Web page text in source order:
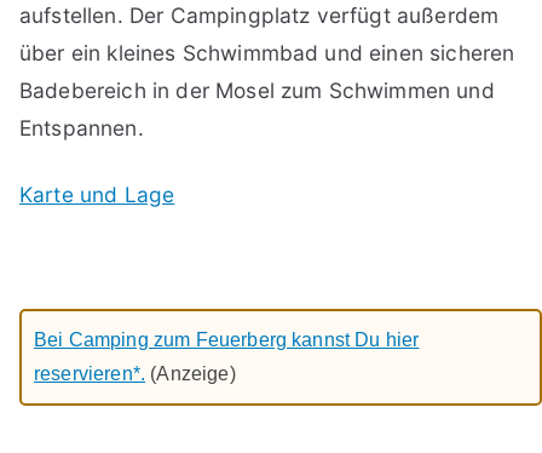
aufstellen. Der Campingplatz verfügt außerdem
über ein kleines Schwimmbad und einen sicheren
Badebereich in der Mosel zum Schwimmen und
Entspannen.
Karte und Lage
Bei Camping zum Feuerberg kannst Du hier
reservieren*. (Anzeige)